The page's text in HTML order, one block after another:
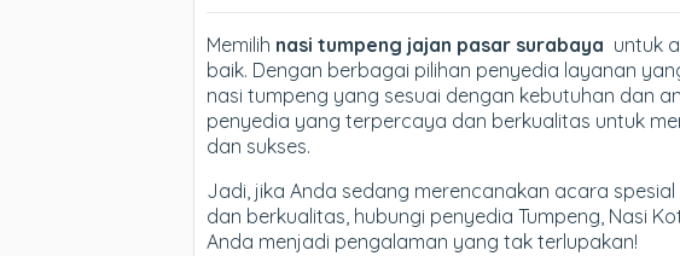
Memilih nasi tumpeng jajan pasar surabaya untuk
baik. Dengan berbagai pilihan penyedia layanan
nasi tumpeng yang sesuai dengan kebutuhan dan
penyedia yang terpercaya dan berkualitas untuk
dan sukses.
Jadi, jika Anda sedang merencanakan acara
dan berkualitas, hubungi penyedia Tumpeng, Nasi
Anda menjadi pengalaman yang tak terlupakan!